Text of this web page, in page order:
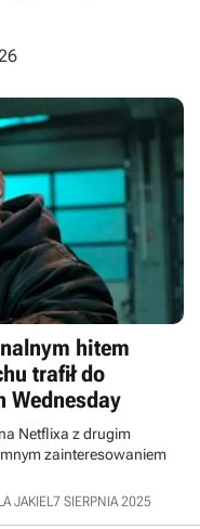
hitem
trafił do
Wednesday
Netflixa z drugim
zainteresowaniem
JAKIEL7 SIERPNIA 2025